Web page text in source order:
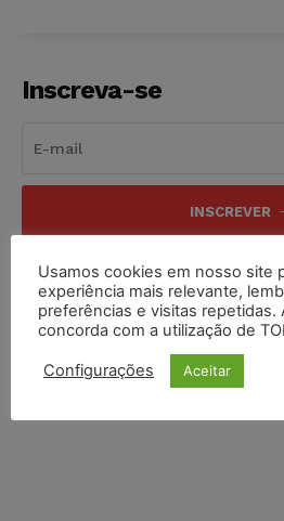
Inscreva-se
INSCREVER
Li e aceito a Política de Privacidade
Usamos cookies em nosso site
experiência mais relevante,
preferências e visitas repetidas.
concorda com a utilização de
Configurações Aceitar